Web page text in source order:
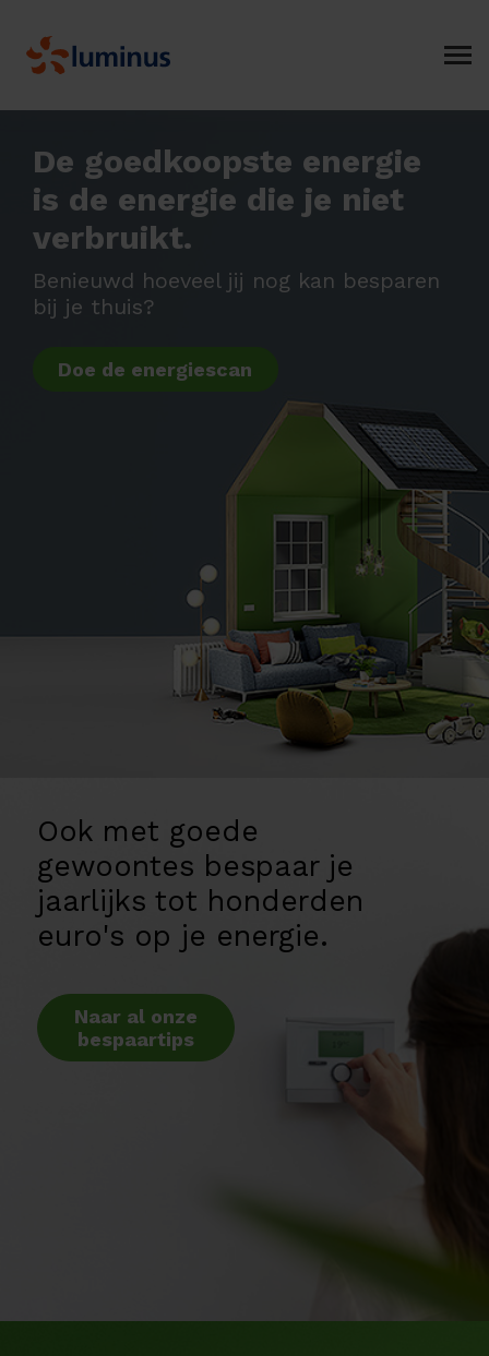
De goedkoopste energie
is de energie die je niet
verbruikt.
Benieuwd hoeveel jij nog kan besparen
bij je thuis?
Doe de energiescan
Ook met goede
gewoontes bespaar je
jaarlijks tot honderden
euro's op je energie.
Naar al onze
bespaartips